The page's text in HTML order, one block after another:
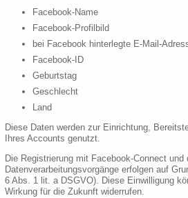
Facebook-Name
Facebook-Profilbild
bei Facebook hinterlegte E-Mail-
Facebook-ID
Geburtstag
Geschlecht
Land
Diese Daten werden zur Einrichtung,
Ihres Accounts genutzt.
Die Registrierung mit Facebook-Connect und
Datenverarbeitungsvorgänge erfolgen auf
6 Abs. 1 lit. a DSGVO). Diese Einwilligung
Wirkung für die Zukunft widerrufen.